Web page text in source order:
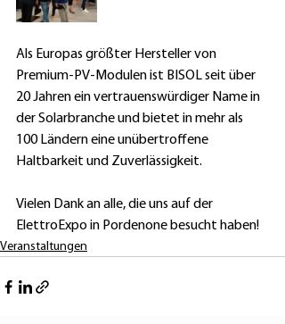
Als Europas größter Hersteller von
Premium-PV-Modulen ist BISOL seit über
20 Jahren ein vertrauenswürdiger Name in
der Solarbranche und bietet in mehr als
100 Ländern eine unübertroffene
Haltbarkeit und Zuverlässigkeit.
Vielen Dank an alle, die uns auf der
ElettroExpo in Pordenone besucht haben!
Veranstaltungen